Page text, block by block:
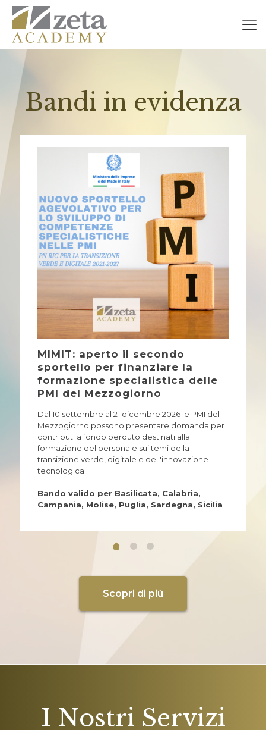
Bandi in evidenza
MIMIT: aperto il secondo
sportello per finanziare la
formazione specialistica delle
PMI del Mezzogiorno
Dal 10 settembre al 21 dicembre 2026 le PMI del
Mezzogiorno possono presentare domanda per
contributi a fondo perduto destinati alla
formazione del personale sui temi della
transizione verde, digitale e dell'innovazione
tecnologica.
Bando valido per Basilicata, Calabria,
Campania, Molise, Puglia, Sardegna, Sicilia
Scopri di più
I Nostri Servizi